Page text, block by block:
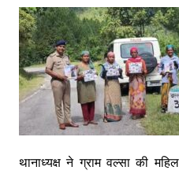
थानाध्यक्ष ने ग्राम वल्सा की